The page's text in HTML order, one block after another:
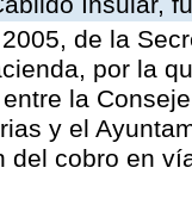
de la
por la
la
y el
del cobro en